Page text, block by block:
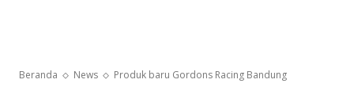
Beranda News Produk baru Gordons Racing Bandung